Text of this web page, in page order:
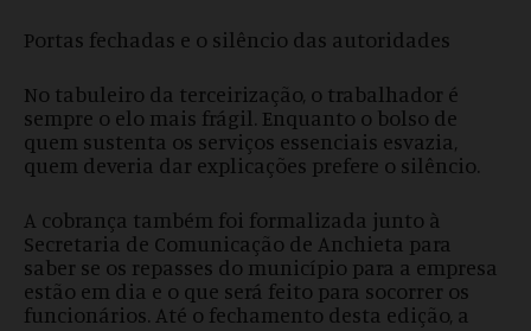
Portas fechadas e o silêncio das autoridades
No tabuleiro da terceirização, o trabalhador é
sempre o elo mais frágil. Enquanto o bolso de
quem sustenta os serviços essenciais esvazia,
quem deveria dar explicações prefere o silêncio.
A cobrança também foi formalizada junto à
Secretaria de Comunicação de Anchieta para
saber se os repasses do município para a empresa
estão em dia e o que será feito para socorrer os
funcionários. Até o fechamento desta edição, a